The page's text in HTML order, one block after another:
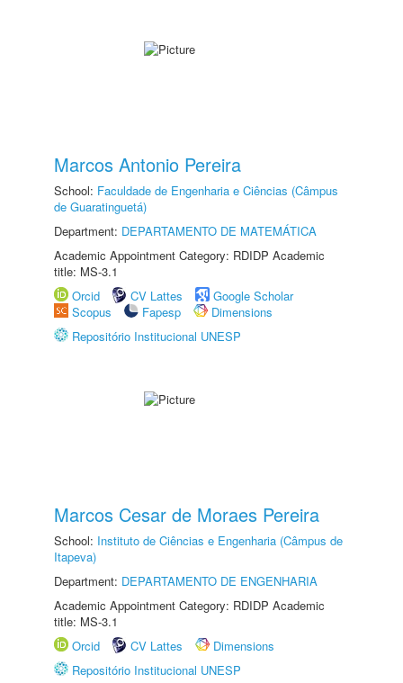
Marcos Antonio Pereira
School: Faculdade de Engenharia e Ciências (Câmpus
de Guaratinguetá)
Department: DEPARTAMENTO DE MATEMÁTICA
Academic Appointment Category: RDIDP Academic
title: MS-3.1
Orcid
CV Lattes
Google Scholar
Scopus
Fapesp
Dimensions
Repositório Institucional UNESP
Marcos Cesar de Moraes Pereira
School: Instituto de Ciências e Engenharia (Câmpus de
Itapeva)
Department: DEPARTAMENTO DE ENGENHARIA
Academic Appointment Category: RDIDP Academic
title: MS-3.1
Orcid
CV Lattes
Dimensions
Repositório Institucional UNESP